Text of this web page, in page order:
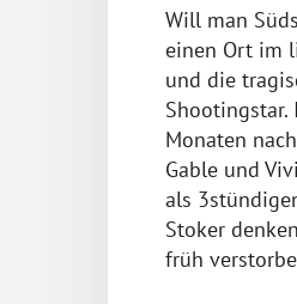
Will man
einen Ort im
und die
Shootingstar.
Monaten
Gable und
als
Stoker
früh